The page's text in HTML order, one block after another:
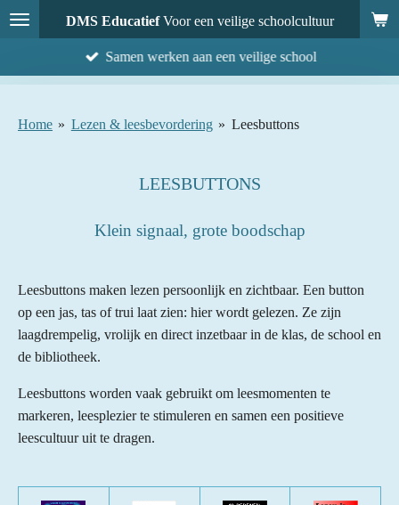
Ga
direct
DMS EducatiefVoor een veilige schoolcultuur
Samen werken aan een veilige school
Home » Lezen & leesbevordering » Leesbuttons
LEESBUTTONS
Klein signaal, grote boodschap
Leesbuttons maken lezen persoonlijk en zichtbaar. Een button
op een jas, tas of trui laat zien: hier wordt gelezen. Ze zijn
laagdrempelig, vrolijk en direct inzetbaar in de klas, de school en
de bibliotheek.
Leesbuttons worden vaak gebruikt om leesmomenten te
markeren, leesplezier te stimuleren en samen een positieve
leescultuur uit te dragen.